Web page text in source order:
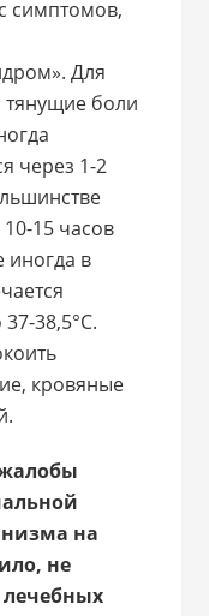
симптомов,
Для
тянущие боли
через 1-2
15 часов
иногда в
38,5°С.
кровяные
на
не